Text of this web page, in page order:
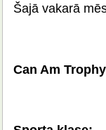
Šajā vakarā
Can Am